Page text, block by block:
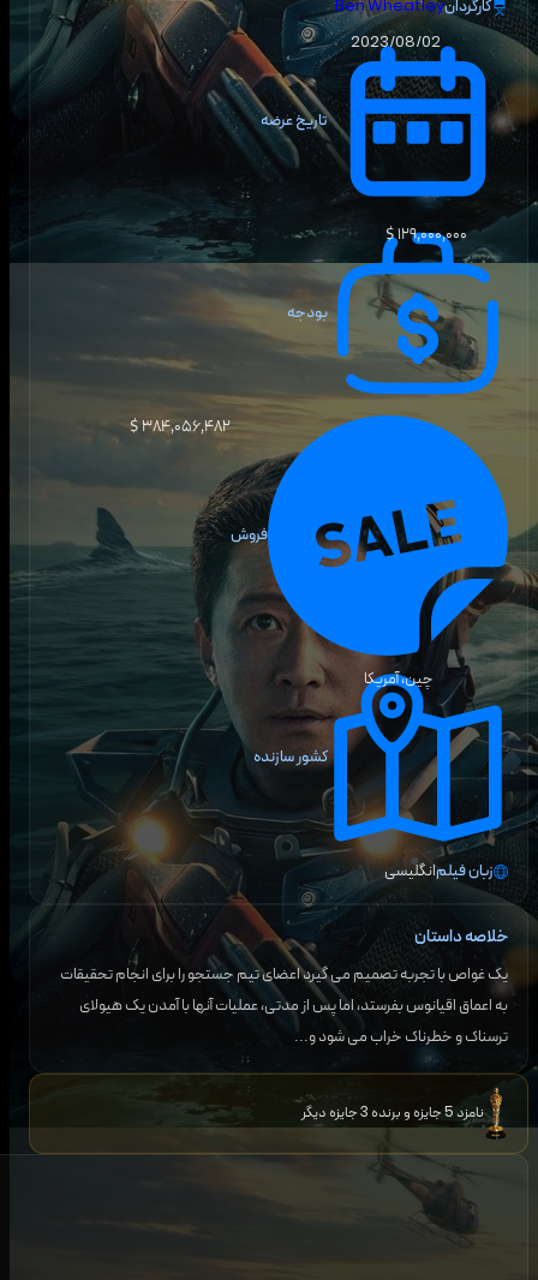
کارگردانBen Wheatley
تاریخ عرضه
2023/08/02
بودجه
۱۲۹٬۰۰۰٬۰۰۰ $
فروش
۳۸۴٬۰۵۶٬۴۸۲ $
کشور سازنده
چین، آمریکا
زبان فیلمانگلیسی
خلاصه داستان
یک غواص با تجربه تصمیم می گیرد اعضای تیم جستجو را برای انجام تحقیقات
به اعماق اقیانوس بفرستد، اما پس از مدتی، عملیات آنها با آمدن یک هیولای
ترسناک و خطرناک خراب می شود و...
نامزد 5 جایزه و برنده 3 جایزه دیگر